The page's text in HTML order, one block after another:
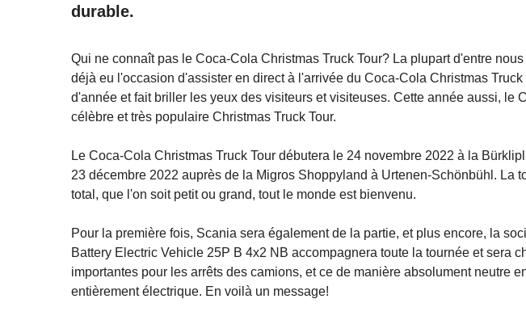
durable.
Qui ne connaît pas le Coca-Cola Christmas Truck Tour? La plupart d'entre
déjà eu l'occasion d'assister en direct à l'arrivée du Coca-Cola Christmas
d'année et fait briller les yeux des visiteurs et visiteuses. Cette année aussi, le
célèbre et très populaire Christmas Truck Tour.
Le Coca-Cola Christmas Truck Tour débutera le 24 novembre 2022 à la
23 décembre 2022 auprès de la Migros Shoppyland à Urtenen-Schönbühl. La
total, que l'on soit petit ou grand, tout le monde est bienvenu.
Pour la première fois, Scania sera également de la partie, et plus encore, la
Battery Electric Vehicle 25P B 4x2 NB accompagnera toute la tournée et sera
importantes pour les arrêts des camions, et ce de manière absolument neutre
entièrement électrique. En voilà un message!